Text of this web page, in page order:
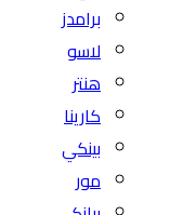
برامدز
لاسو
هنتر
كارينا
بينكي
مور